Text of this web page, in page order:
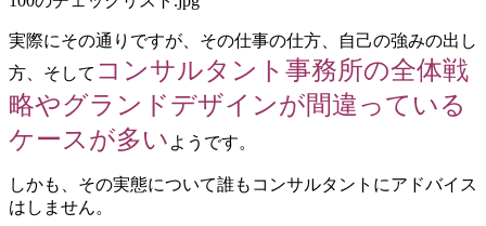
実際にその通りですが、その仕事の仕方、自己の強みの出し
方、そして コンサルタント事務所の全体戦
略やグランドデザインが間違っている
ケースが多い ようです。
しかも、その実態について誰もコンサルタントにアドバイス
はしません。